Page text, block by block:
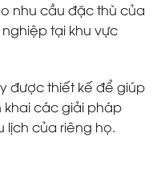
nhu cầu đặc thù của
tại khu vực
được thiết kế để giúp
khai các giải pháp
lịch của riêng họ.